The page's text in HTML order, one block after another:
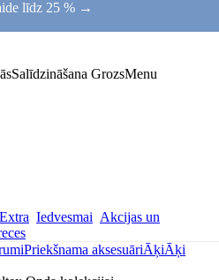
līdz 25 % →
Salīdzināšana GrozsMenu
Iedvesmai Akcijas un
Priekšnama aksesuāriĀķiĀķi